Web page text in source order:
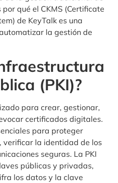
qué el CKMS (Certificate
de KeyTalk es una
la gestión de
(PKI)?
para crear, gestionar,
certificados digitales.
para proteger
verificar la identidad de los
seguras. La PKI
públicas y privadas,
los datos y la clave